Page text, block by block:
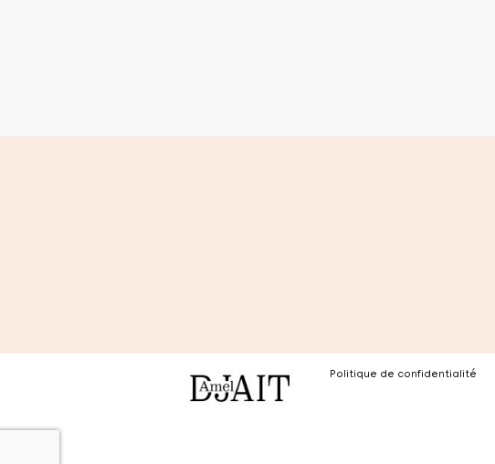
Politique de confidentialité